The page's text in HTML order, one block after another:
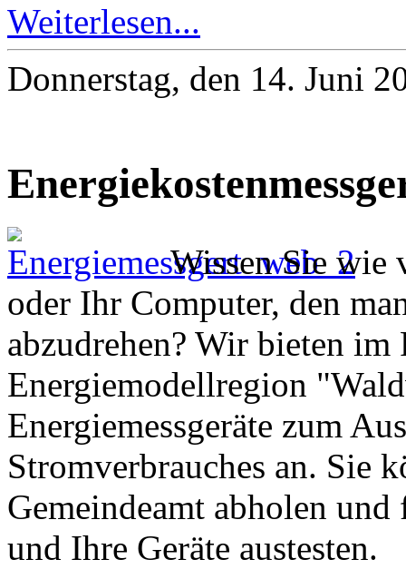
Weiterlesen...
Donnerstag, den 14. Juni
Wissen Sie wie
oder Ihr Computer, den
abzudrehen? Wir bieten
Energiemodellregion
Energiemessgeräte zum
Stromverbrauches an. Sie
Gemeindeamt abholen
und Ihre Geräte austesten.